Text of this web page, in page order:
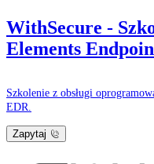
WithSecure -
Elements
Szkolenie z obsługi
EDR.
Zapytaj